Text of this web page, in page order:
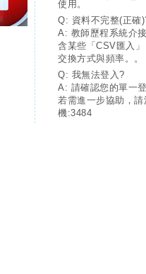
使用。
Q: 資料不完整(正確
A: 教師歷程系統介
含某些「CSV匯入
交換方式與頻率。。
Q: 我無法登入?
A: 請確認您的單一
若需進一步協助，
機:3484